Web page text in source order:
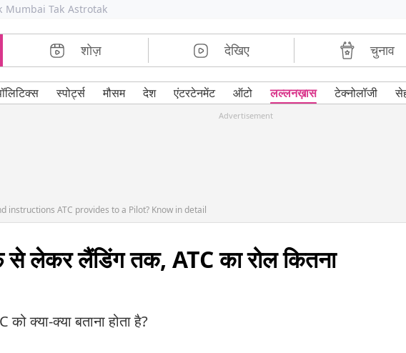
Mumbai Tak Astrotak
शोज़ देखिए चुनाव
स्पोर्ट्स मौसम देश एंटरटेनमेंट ऑटो लल्लनख़ास टेक्नोलॉजी
Advertisement
instructions ATC provides to a Pilot? Know in detail
लेकर लैंडिंग तक, ATC का रोल कितना
क्या-क्या बताना होता है?